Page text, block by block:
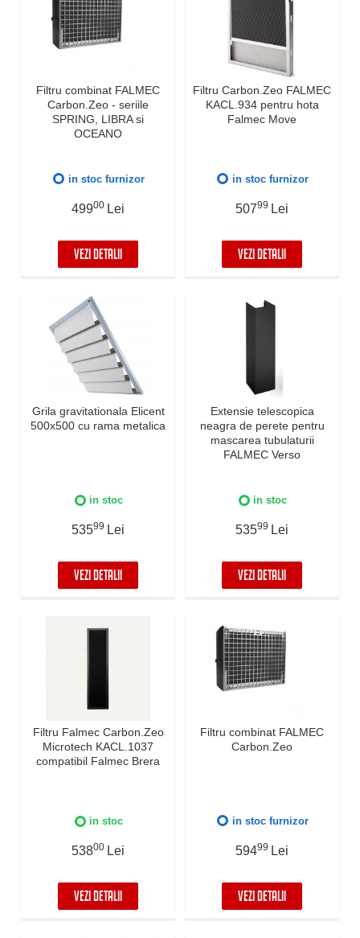
Filtru combinat FALMEC
Carbon.Zeo - seriile
SPRING, LIBRA si
OCEANO
in stoc furnizor
49900 Lei
VEZI DETALII
Filtru Carbon.Zeo FALMEC
KACL.934 pentru hota
Falmec Move
in stoc furnizor
50799 Lei
VEZI DETALII
Grila gravitationala Elicent
500x500 cu rama metalica
in stoc
53599 Lei
VEZI DETALII
Extensie telescopica
neagra de perete pentru
mascarea tubulaturii
FALMEC Verso
in stoc
53599 Lei
VEZI DETALII
Filtru Falmec Carbon.Zeo
Microtech KACL.1037
compatibil Falmec Brera
in stoc
53800 Lei
VEZI DETALII
Filtru combinat FALMEC
Carbon.Zeo
in stoc furnizor
59499 Lei
VEZI DETALII